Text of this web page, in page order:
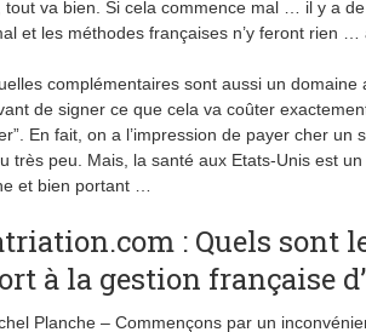
tout va bien. Si cela commence mal … il y a
et les méthodes françaises n’y feront rien
complémentaires sont aussi un domaine
de signer ce que cela va coûter
En fait, on a l’impression de payer cher un
très peu. Mais, la santé aux Etats-Unis est
et bien portant …
: Quels sont
à la gestion française
Planche – Commençons par un